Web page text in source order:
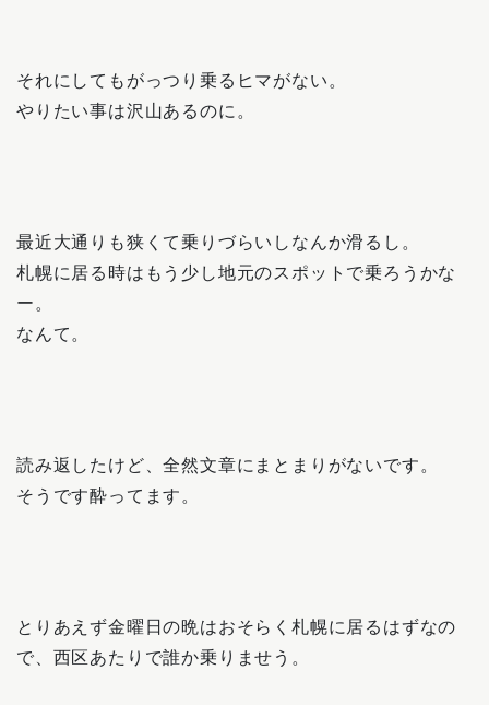
それにしてもがっつり乗るヒマがない。
やりたい事は沢山あるのに。
最近大通りも狭くて乗りづらいしなんか滑るし。
札幌に居る時はもう少し地元のスポットで乗ろうかな
ー。
なんて。
読み返したけど、全然文章にまとまりがないです。
そうです酔ってます。
とりあえず金曜日の晩はおそらく札幌に居るはずなの
で、西区あたりで誰か乗りませう。